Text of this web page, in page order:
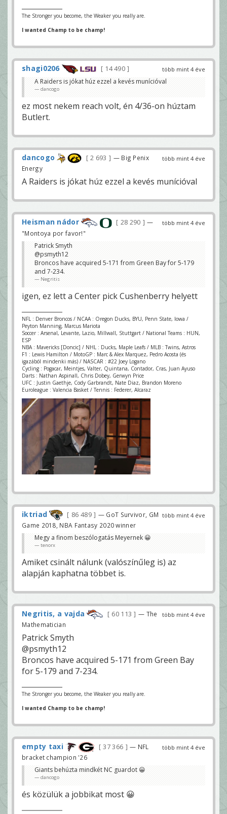
The Stronger you become, the Weaker you really are.
I wanted Champ to be champ!
több mint 4 éve
shagi0206
14 490
A Raiders is jókat húz ezzel a kevés munícióval
dancogo
ez most nekem reach volt, én 4/36-on húztam
Butlert.
több mint 4 éve
dancogo 2 693
— Big Penix
Energy
A Raiders is jókat húz ezzel a kevés munícióval
több mint 4 éve
Heisman nádor 28 290
—
"Montoya por favor!"
Patrick Smyth
@psmyth12
Broncos have acquired 5-171 from Green Bay for 5-179
and 7-234.
Negritis
igen, ez lett a Center pick Cushenberry helyett
NFL : Denver Broncos / NCAA : Oregon Ducks, BYU, Penn State, Iowa /
Peyton Manning, Marcus Mariota
Soccer : Arsenal, Levante, Lazio, Millwall, Stuttgart / National Teams : HUN,
ESP
NBA : Mavericks [Doncic] / NHL : Ducks, Maple Leafs / MLB : Twins, Astros
F1 : Lewis Hamilton / MotoGP : Marc & Alex Marquez, Pedro Acosta (és
igazából mindenki más) / NASCAR : #22 Joey Logano
Cycling : Pogacar, Meintjes, Valter, Quintana, Contador, Cras, Juan Ayuso
Darts : Nathan Aspinall, Chris Dobey, Gerwyn Price
UFC : Justin Gaethje, Cody Garbrandt, Nate Diaz, Brandon Moreno
Euroleague : Valencia Basket / Tennis : Federer, Alcaraz
több mint 4 éve
iktriad 86 489
— GoT Survivor, GM
Game 2018, NBA Fantasy 2020 winner
Megy a finom beszólogatás Meyernek 😀
tenorx
Amiket csinált nálunk (valószínűleg is) az
alapján kaphatna többet is.
több mint 4 éve
Negritis, a vajda 60 113
— The
Mathematician
Patrick Smyth
@psmyth12
Broncos have acquired 5-171 from Green Bay
for 5-179 and 7-234.
The Stronger you become, the Weaker you really are.
I wanted Champ to be champ!
több mint 4 éve
empty taxi 37 366
— NFL
bracket champion '26
Giants behúzta mindkét NC guardot 😀
dancogo
és közülük a jobbikat most 😀